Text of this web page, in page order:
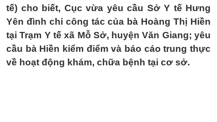
tế) cho biết, Cục vừa yêu cầu Sở Y tế Hưng
Yên đình chỉ công tác của bà Hoàng Thị Hiền
tại Trạm Y tế xã Mỗ Sở, huyện Văn Giang; yêu
cầu bà Hiền kiểm điểm và báo cáo trung thực
về hoạt động khám, chữa bệnh tại cơ sở.